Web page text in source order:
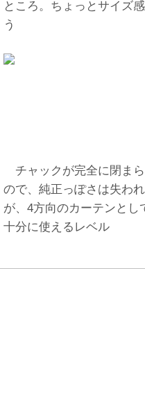
ところ。ちょっとサイズ
う
チャックが完全に閉ま
ので、純正っぽさは失わ
が、4方向のカーテンとし
十分に使えるレベル